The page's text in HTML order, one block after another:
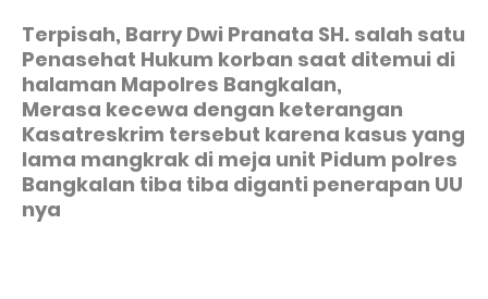
Terpisah, Barry Dwi Pranata SH. salah satu
Penasehat Hukum korban saat ditemui di
halaman Mapolres Bangkalan,
Merasa kecewa dengan keterangan
Kasatreskrim tersebut karena kasus yang
lama mangkrak di meja unit Pidum polres
Bangkalan tiba tiba diganti penerapan UU
nya